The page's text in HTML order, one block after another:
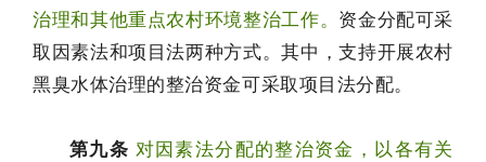
治理和其他重点农村环境整治工作。 资金分配可采
取因素法和项目法两种方式。其中，支持开展农村
黑臭水体治理的整治资金可采取项目法分配。
第九条 对因素法分配的整治资金，以各有关